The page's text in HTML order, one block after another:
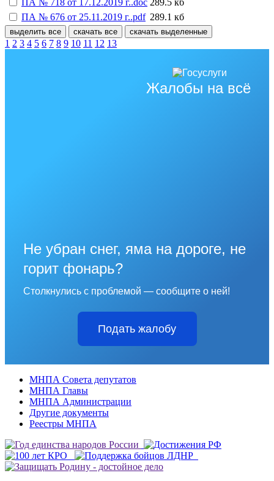
ПА № 676 от 25.11.2019 г..pdf 289.1 кб
выделить все скачать все скачать выделенные
1 2 3 4 5 6 7 8 9 10 11 12 13
Жалобы на всё
Не убран снег, яма на дороге, не
горит фонарь?
Столкнулись с проблемой — сообщите о ней!
Подать жалобу
МНПА Совета депутатов
МНПА Главы
МНПА Администрации
Другие документы
Реестры МНПА